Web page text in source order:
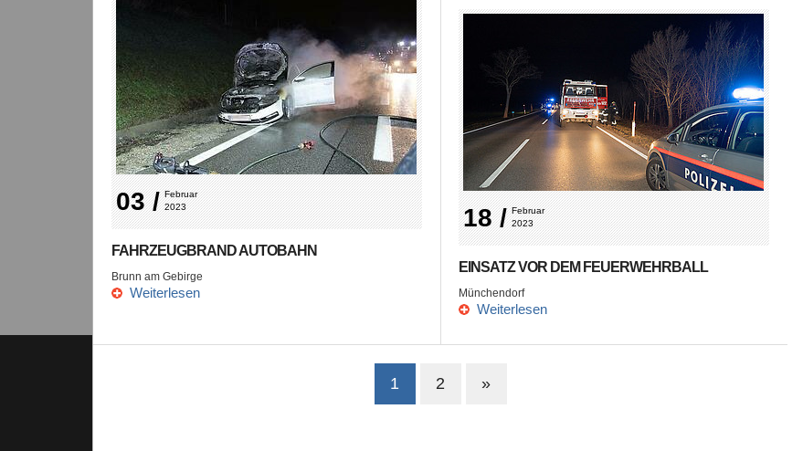
03 / Februar
2023
FAHRZEUGBRAND AUTOBAHN
Brunn am Gebirge
Weiterlesen
18 / Februar
2023
EINSATZ VOR DEM FEUERWEHRBALL
Münchendorf
Weiterlesen
1 2 »